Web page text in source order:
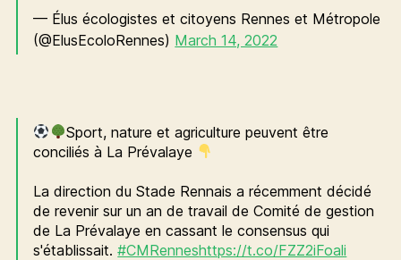
— Élus écologistes et citoyens Rennes et Métropole
(@ElusEcoloRennes) March 14, 2022
Sport, nature et agriculture peuvent être
conciliés à La Prévalaye
La direction du Stade Rennais a récemment décidé
de revenir sur un an de travail de Comité de gestion
de La Prévalaye en cassant le consensus qui
s'établissait.#CMRenneshttps://t.co/FZZ2iFoali